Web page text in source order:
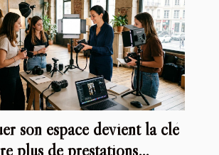
son espace devient la clé
plus de prestations